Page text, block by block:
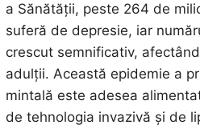
a Sănătății, peste 264 de
suferă de depresie, iar
crescut semnificativ,
adulții. Această epidemie a
mintală este adesea
de tehnologia invazivă și de